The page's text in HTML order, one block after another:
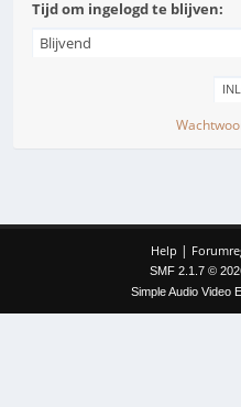
Tijd om ingelogd te blijven:
Help |
SMF 2.1.7 ©
Simple Audio Video